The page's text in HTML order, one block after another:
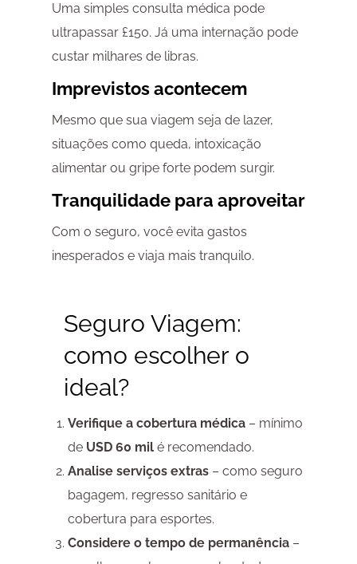
Uma simples consulta médica pode
ultrapassar £150. Já uma internação pode
custar milhares de libras.
Imprevistos acontecem
Mesmo que sua viagem seja de lazer,
situações como queda, intoxicação
alimentar ou gripe forte podem surgir.
Tranquilidade para aproveitar
Com o seguro, você evita gastos
inesperados e viaja mais tranquilo.
Seguro Viagem:
como escolher o
ideal?
Verifique a cobertura médica– mínimo
de USD 60 milé recomendado.
Analise serviços extras– como seguro
bagagem, regresso sanitário e
cobertura para esportes.
Considere o tempo de permanência–